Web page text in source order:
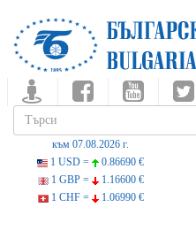
към 07.08.2026 г.
1 USD =
0.86690 €
1 GBP =
1.16600 €
1 CHF =
1.06990 €